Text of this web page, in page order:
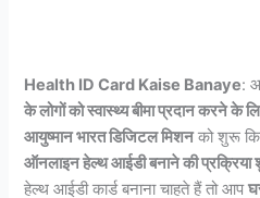
Health ID Card Kaise Banaye:
के लोगों को स्वास्थ्य बीमा प्रदान करने के
आयुष्मान भारत डिजिटल मिशनको शुरू
ऑनलाइन हेल्थ आईडी बनाने की
हेल्थ आईडी कार्ड बनाना चाहते हैं तो आप